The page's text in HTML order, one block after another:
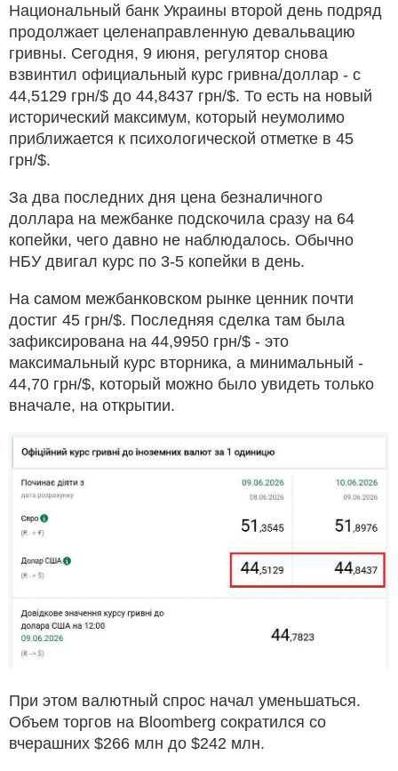
Национальный банк Украины второй день подряд
продолжает целенаправленную девальвацию
гривны. Сегодня, 9 июня, регулятор снова
взвинтил официальный курс гривна/доллар - с
44,5129 грн/$ до 44,8437 грн/$. То есть на новый
исторический максимум, который неумолимо
приближается к психологической отметке в 45
грн/$.
За два последних дня цена безналичного
доллара на межбанке подскочила сразу на 64
копейки, чего давно не наблюдалось. Обычно
НБУ двигал курс по 3-5 копейки в день.
На самом межбанковском рынке ценник почти
достиг 45 грн/$. Последняя сделка там была
зафиксирована на 44,9950 грн/$ - это
максимальный курс вторника, а минимальный -
44,70 грн/$, который можно было увидеть только
вначале, на открытии.
При этом валютный спрос начал уменьшаться.
Объем торгов на Bloomberg сократился со
вчерашних $266 млн до $242 млн.